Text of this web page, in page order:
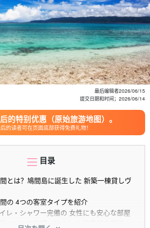
最后编辑者2026/06/15
提交日期和时间； 2026/06/14
的特别优惠（原始旅游地图）。
的读者可在页面底部获得免费礼物！
目录
とは？鳩間島に誕生した 新築一棟貸しヴ
の 4つの客室タイプを紹介
レ・シャワー完備の 女性にも安心な部屋
ベッドで気軽に泊まれる 海風漂う部屋